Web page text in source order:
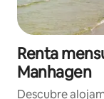
Renta
Manhagen
Descubre